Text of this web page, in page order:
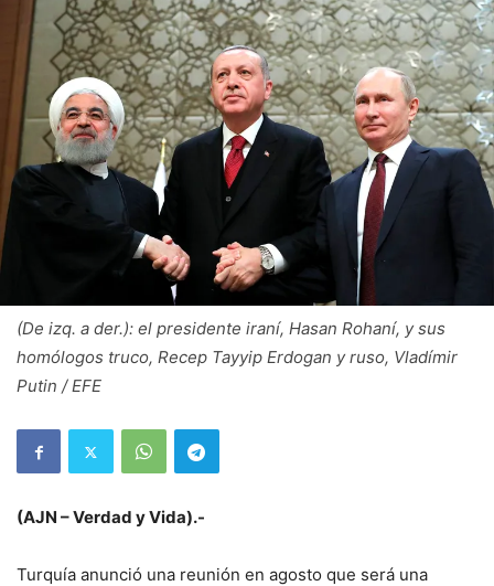
(De izq. a der.): el presidente iraní, Hasan Rohaní, y sus
homólogos truco, Recep Tayyip Erdogan y ruso, Vladímir
Putin / EFE
(AJN – Verdad y Vida).-
Turquía anunció una reunión en agosto que será una